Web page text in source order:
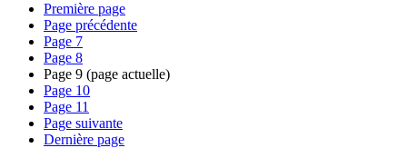
Première page
Page précédente
Page 7
Page 8
Page 9 (page actuelle)
Page 10
Page 11
Page suivante
Dernière page